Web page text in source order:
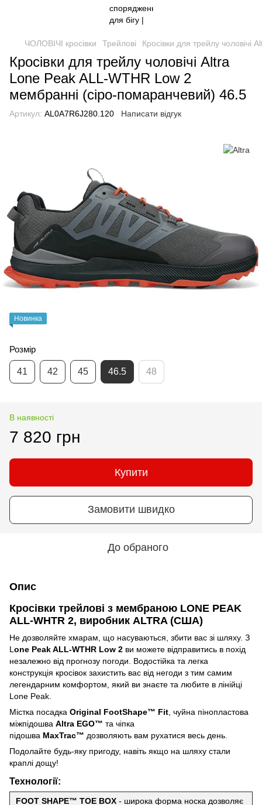
ЧОЛОВІЧІ кросівки Трейлові Кросівки для трейлу
Кросівки для трейлу чоловічі Altra
Lone Peak ALL-WTHR Low 2
мембранні (сіро-помаранчевий) 46.5
Артикул: AL0A7R6J280.120 Написати відгук
Новинка
Розмір
41 42 45 46.5 48
В наявності
7 820 грн
Купити
Замовити швидко
До обраного
Опис
Кросівки трейлові з мембраною LONE PEAK
ALL-WHTR 2, виробник ALTRA (США)
Не дозволяйте хмарам, що насуваються, збити вас зі шляху. З
L one Peak ALL-WTHR Low 2 ви можете відправитись в похід
незалежно від прогнозу погоди. Водостійка та легка
конструкція кросівок захистить вас від негоди з тим самим
легендарним комфортом, який ви знаєте та любите в лінійці
Lone Peak.
Містка посадка Original FootShape™ Fit , чуйна пінопластова
міжпідошва Altra EGO™ та чіпка
підошва MaxTrac™ дозволяють вам рухатися весь день.
Подолайте будь-яку пригоду, навіть якщо на шляху стали
краплі дощу!
Технології:
FOOT SHAPE™ TOE BOX - широка форма носка дозволяє